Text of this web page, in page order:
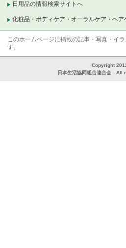
日用品の情報検索サイトへ
化粧品・ボディケア・オーラルケア・ヘ
このホームページに掲載の記事・写真・イ
す。
Copyright
日本生活協同組合連合会 All